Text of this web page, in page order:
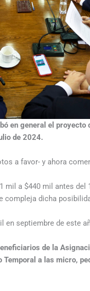
en general el proyecto
de 2024.
a favor- y ahora
a $440 mil antes del
compleja dicha
septiembre de este
de la
a las micro,